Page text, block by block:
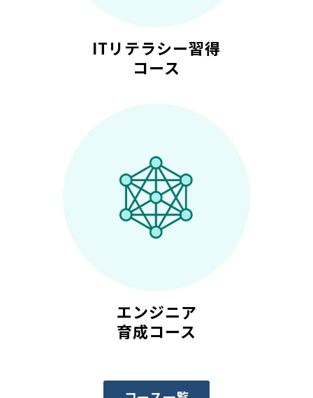
ITリテラシー習得
コース
エンジニア
育成コース